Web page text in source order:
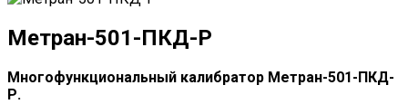
Метран-501-ПКД-Р
Многофункциональный калибратор Метран-501-ПКД-
Р.